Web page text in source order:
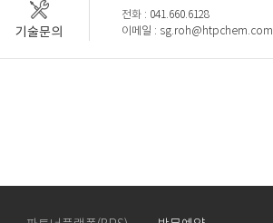
기술문의
전화 : 041.660.6128
이메일 : sg.roh@htpchem.com